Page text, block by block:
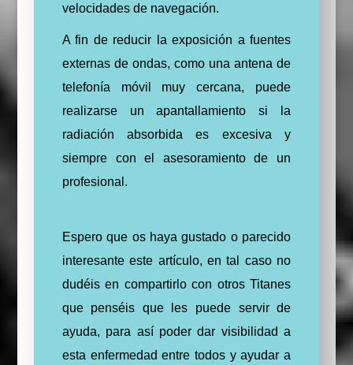
velocidades de navegación.
A fin de reducir la exposición a fuentes
externas de ondas, como una antena de
telefonía móvil muy cercana, puede
realizarse un apantallamiento si la
radiación absorbida es excesiva y
siempre con el asesoramiento de un
profesional.
Espero que os haya gustado o parecido
interesante este artículo, en tal caso no
dudéis en compartirlo con otros Titanes
que penséis que les puede servir de
ayuda, para así poder dar visibilidad a
esta enfermedad entre todos y ayudar a